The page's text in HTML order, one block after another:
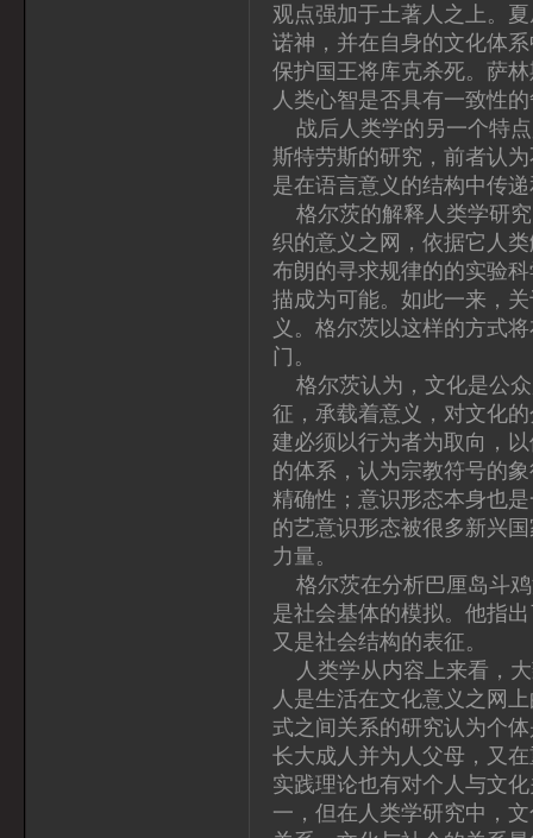
观点强加于土著人之上。
诺神，并在自身的文化体
保护国王将库克杀死。萨
人类心智是否具有一致性
战后人类学的另一个特
斯特劳斯的研究，前者认
是在语言意义的结构中传
格尔茨的解释人类学研究
织的意义之网，依据它人
布朗的寻求规律的的实验
描成为可能。如此一来，
义。格尔茨以这样的方式
门。
格尔茨认为，文化是公众
征，承载着意义，对文化
建必须以行为者为取向，
的体系，认为宗教符号的
精确性；意识形态本身也
的艺意识形态被很多新兴
力量。
格尔茨在分析巴厘岛斗鸡
是社会基体的模拟。他指
又是社会结构的表征。
人类学从内容上来看，大
人是生活在文化意义之网
式之间关系的研究认为个
长大成人并为人父母，又
实践理论也有对个人与文
一，但在人类学研究中，